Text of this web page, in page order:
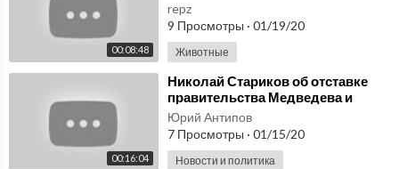
00:08:48
repz
9 Просмотры · 01/19/20
Животные
00:16:04
⁣Николай Стариков об отставке
правительства Медведева и
Послании Президента Путина
Юрий Антипов
7 Просмотры · 01/15/20
Новости и политика